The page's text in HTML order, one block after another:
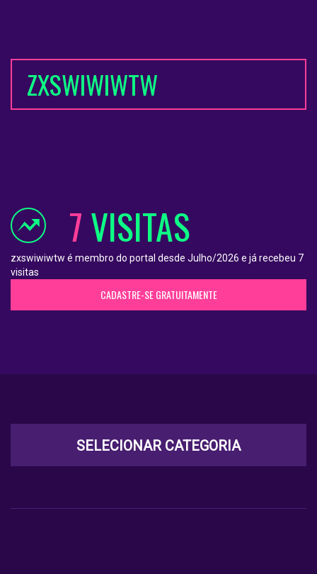
ZXSWIWIWTW
7VISITAS
zxswiwiwtw é membro do portal desde Julho/2026 e já recebeu 7
visitas
CADASTRE-SE GRATUITAMENTE
SELECIONAR CATEGORIA